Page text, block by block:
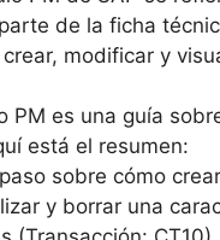
de la ficha
modificar y
PM es una guía
está el resumen:
sobre cómo
y borrar una